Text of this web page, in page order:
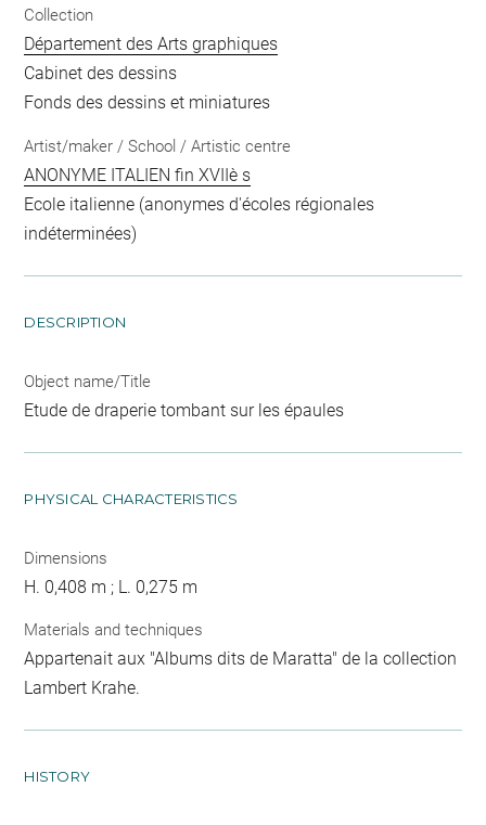
Collection
Département des Arts graphiques
Cabinet des dessins
Fonds des dessins et miniatures
Artist/maker / School / Artistic centre
ANONYME ITALIEN fin XVIIè s
Ecole italienne (anonymes d'écoles régionales
indéterminées)
DESCRIPTION
Object name/Title
Etude de draperie tombant sur les épaules
PHYSICAL CHARACTERISTICS
Dimensions
H. 0,408 m ; L. 0,275 m
Materials and techniques
Appartenait aux "Albums dits de Maratta" de la collection
Lambert Krahe.
HISTORY